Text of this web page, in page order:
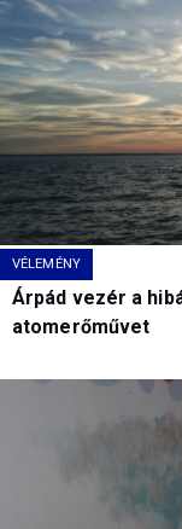
VÉLEMÉNY
Árpád vezér a
atomerőművet